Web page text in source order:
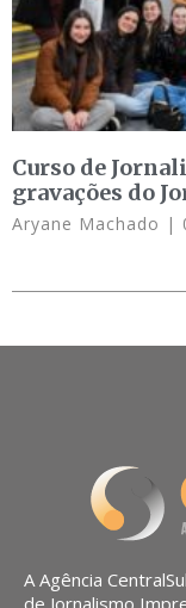
Curso de
gravações do
Aryane Machado
A Agência
de Jornalismo